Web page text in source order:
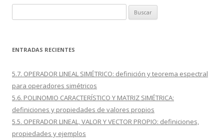
ENTRADAS RECIENTES
5.7. OPERADOR LINEAL SIMÉTRICO: definición y teorema espectral
para operadores simétricos
5.6. POLINOMIO CARACTERÍSTICO Y MATRIZ SIMÉTRICA:
definiciones y propiedades de valores propios
5.5. OPERADOR LINEAL, VALOR Y VECTOR PROPIO: definiciones,
propiedades y ejemplos